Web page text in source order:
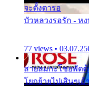
จะตั้งตารอ
บัวหลวงรอรัก - ห
77 views •
สายลมกะโชยพัด
โยกย้ายไปเสินๆเ